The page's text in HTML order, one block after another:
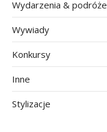
Wydarzenia & podróże
Wywiady
Konkursy
Inne
Stylizacje